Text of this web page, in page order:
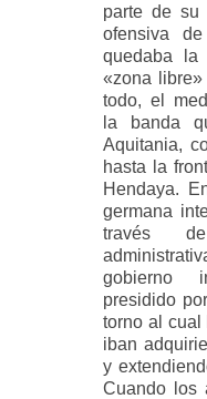
parte de su
ofensiva
quedaba
«zona
todo, el
la banda
Aquitania,
hasta la
Hendaya.
germana
través
gobierno
presidido
torno al cual
iban
y
Cuando los